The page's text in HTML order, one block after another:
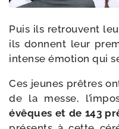
Puis ils retrouvent
ils donnent leur
intense émo­tion qui
Ces jeunes prêtres
de la messe,
évêques et de 143